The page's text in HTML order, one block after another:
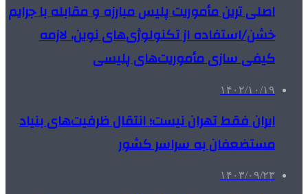
اصلی ترین مأموریت پلیس مبارزه و مقابله با جرایم
خشن/استفاده از تکنولوژی‌های نوین، لازمه
کیفی سازی مأموریت‌های پلیسی
۱۴۰۲/۱۰/۱۹
ایران فقط تهران نیست؛ انتقال ظرفیت‌های بنیاد
مستضعفان به سراسر کشور
۱۴۰۳/۰۹/۲۳